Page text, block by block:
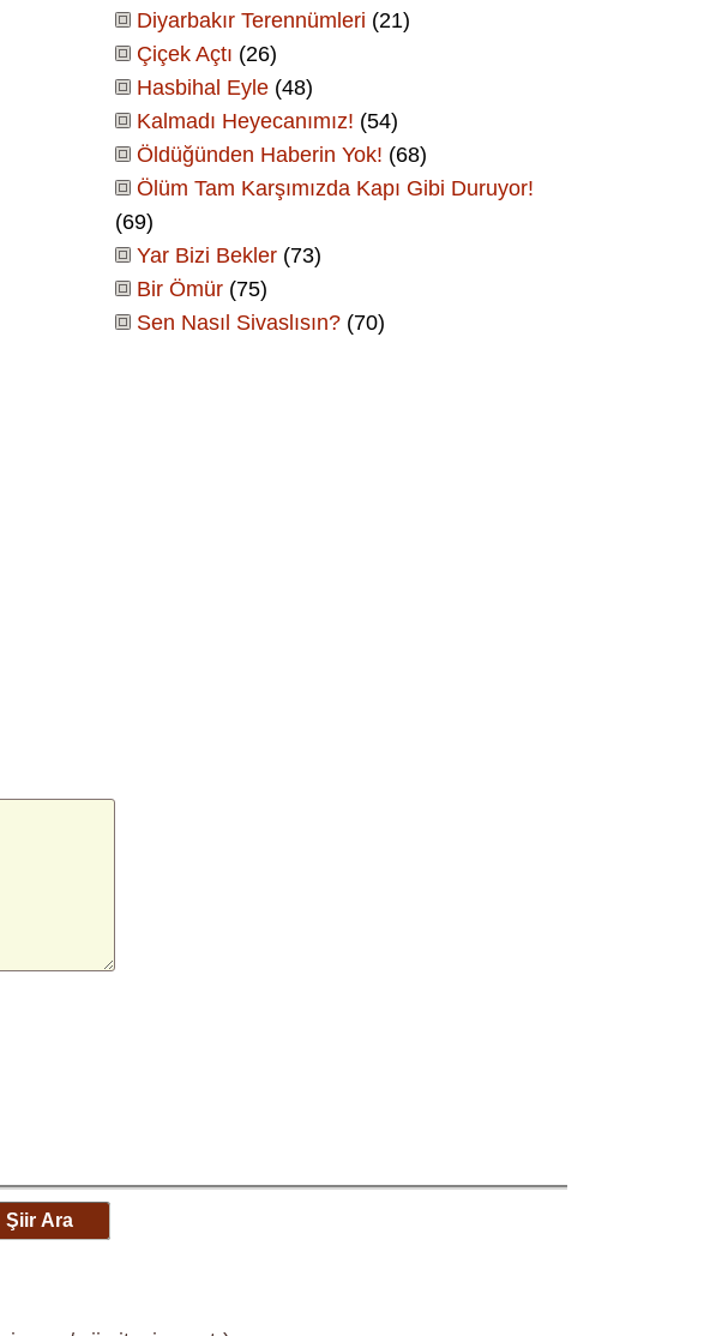
Diyarbakır Terennümleri (21)
Çiçek Açtı (26)
Hasbihal Eyle (48)
Kalmadı Heyecanımız! (54)
Öldüğünden Haberin Yok! (68)
Ölüm Tam Karşımızda Kapı Gibi Duruyor!
(69)
Yar Bizi Bekler (73)
Bir Ömür (75)
Sen Nasıl Sivaslısın? (70)
Şiir Ara